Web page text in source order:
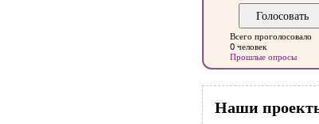
Всего проголосовало
0 человек
Прошлые опросы
Наши